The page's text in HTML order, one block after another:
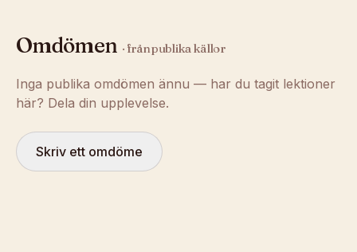
Omdömen · från publika källor
Inga publika omdömen ännu — har du tagit lektioner
här? Dela din upplevelse.
Skriv ett omdöme